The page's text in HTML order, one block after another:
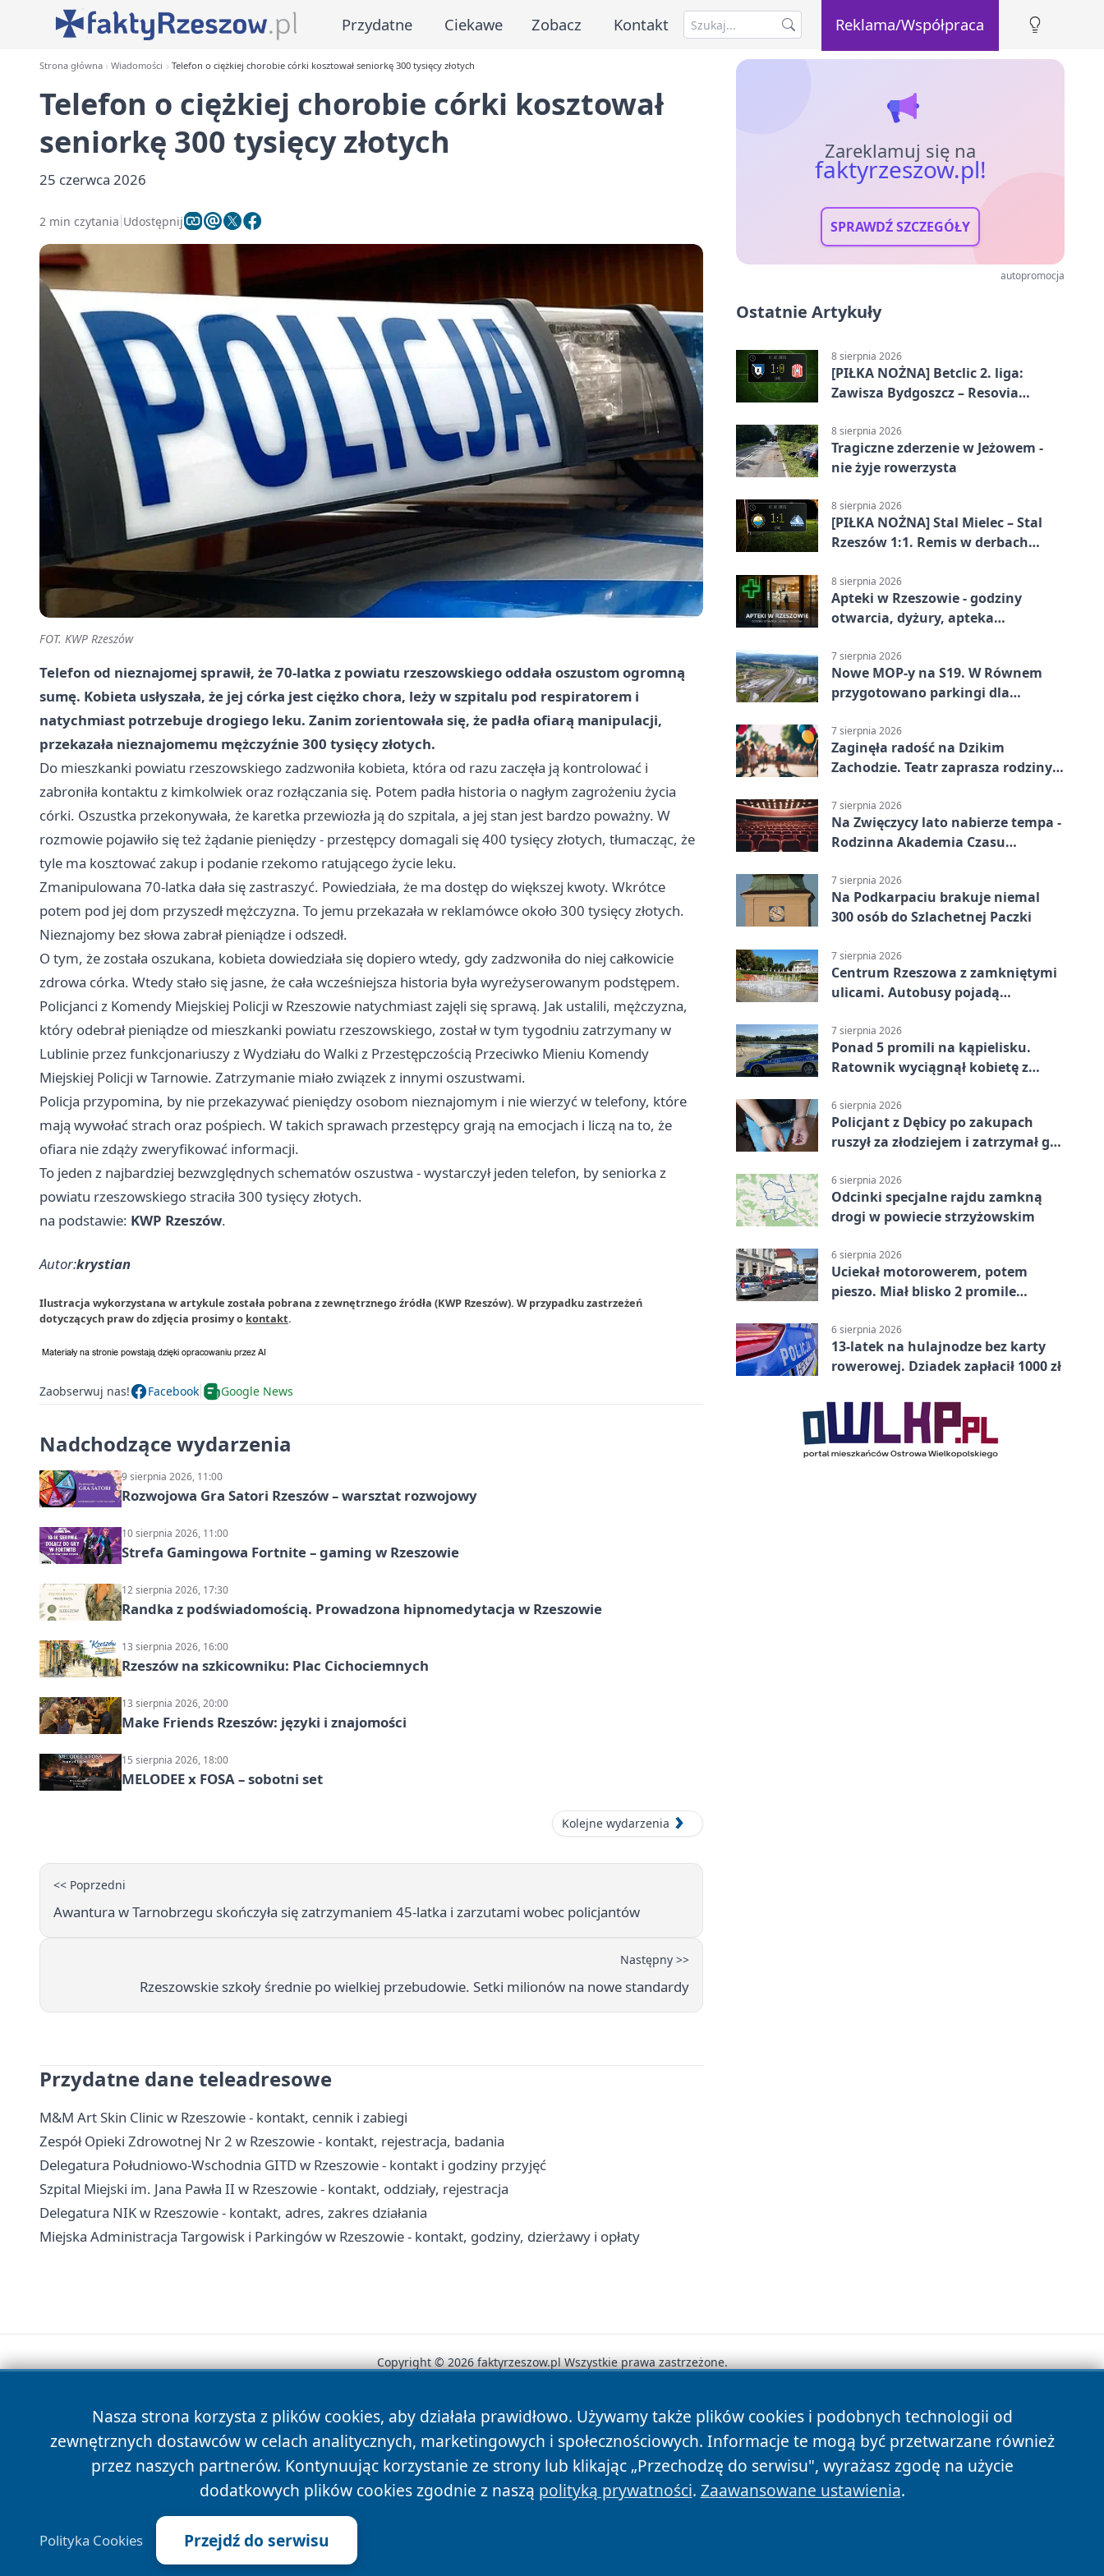
Przydatne Ciekawe Zobacz Kontakt Reklama/Współpraca
Strona główna Wiadomości Telefon o ciężkiej chorobie córki kosztował seniorkę 300 tysięcy złotych
Telefon o ciężkiej chorobie córki kosztował
seniorkę 300 tysięcy złotych
25 czerwca 2026
2 min czytania Udostępnij
FOT. KWP Rzeszów
Telefon od nieznajomej sprawił, że 70-latka z powiatu rzeszowskiego oddała oszustom ogromną
sumę. Kobieta usłyszała, że jej córka jest ciężko chora, leży w szpitalu pod respiratorem i
natychmiast potrzebuje drogiego leku. Zanim zorientowała się, że padła ofiarą manipulacji,
przekazała nieznajomemu mężczyźnie 300 tysięcy złotych.
Do mieszkanki powiatu rzeszowskiego zadzwoniła kobieta, która od razu zaczęła ją kontrolować i
zabroniła kontaktu z kimkolwiek oraz rozłączania się. Potem padła historia o nagłym zagrożeniu życia
córki. Oszustka przekonywała, że karetka przewiozła ją do szpitala, a jej stan jest bardzo poważny. W
rozmowie pojawiło się też żądanie pieniędzy - przestępcy domagali się 400 tysięcy złotych, tłumacząc, że
tyle ma kosztować zakup i podanie rzekomo ratującego życie leku.
Zmanipulowana 70-latka dała się zastraszyć. Powiedziała, że ma dostęp do większej kwoty. Wkrótce
potem pod jej dom przyszedł mężczyzna. To jemu przekazała w reklamówce około 300 tysięcy złotych.
Nieznajomy bez słowa zabrał pieniądze i odszedł.
O tym, że została oszukana, kobieta dowiedziała się dopiero wtedy, gdy zadzwoniła do niej całkowicie
zdrowa córka. Wtedy stało się jasne, że cała wcześniejsza historia była wyreżyserowanym podstępem.
Policjanci z Komendy Miejskiej Policji w Rzeszowie natychmiast zajęli się sprawą. Jak ustalili, mężczyzna,
który odebrał pieniądze od mieszkanki powiatu rzeszowskiego, został w tym tygodniu zatrzymany w
Lublinie przez funkcjonariuszy z Wydziału do Walki z Przestępczością Przeciwko Mieniu Komendy
Miejskiej Policji wTarnowie. Zatrzymanie miało związek z innymi oszustwami.
Policja przypomina, by nie przekazywać pieniędzy osobom nieznajomym i nie wierzyć w telefony, które
mają wywołać strach oraz pośpiech. W takich sprawach przestępcy grają na emocjach i liczą na to, że
ofiara nie zdąży zweryfikować informacji.
To jeden z najbardziej bezwzględnych schematów oszustwa - wystarczył jeden telefon, by seniorka z
powiatu rzeszowskiego straciła 300 tysięcy złotych.
na podstawie: KWP Rzeszów.
Autor:krystian
Ilustracja wykorzystana w artykule została pobrana z zewnętrznego źródła (KWP Rzeszów). W przypadku zastrzeżeń
dotyczących praw do zdjęcia prosimy o kontakt.
Zaobserwuj nas! Facebook Google News
Nadchodzące wydarzenia
9 sierpnia 2026, 11:00
Rozwojowa Gra Satori Rzeszów – warsztat rozwojowy
10 sierpnia 2026, 11:00
Strefa Gamingowa Fortnite – gaming w Rzeszowie
12 sierpnia 2026, 17:30
Randka z podświadomością. Prowadzona hipnomedytacja w Rzeszowie
13 sierpnia 2026, 16:00
Rzeszów na szkicowniku: Plac Cichociemnych
13 sierpnia 2026, 20:00
Make Friends Rzeszów: języki i znajomości
15 sierpnia 2026, 18:00
MELODEE x FOSA – sobotni set
Kolejne wydarzenia
<< Poprzedni
Awantura w Tarnobrzegu skończyła się zatrzymaniem 45-latka i zarzutami wobec policjantów
Następny >>
Rzeszowskie szkoły średnie po wielkiej przebudowie. Setki milionów na nowe standardy
Przydatne dane teleadresowe
M&M Art Skin Clinic w Rzeszowie - kontakt, cennik i zabiegi
Zespół Opieki Zdrowotnej Nr 2 w Rzeszowie - kontakt, rejestracja, badania
Delegatura Południowo-Wschodnia GITD w Rzeszowie - kontakt i godziny przyjęć
Szpital Miejski im. Jana Pawła II w Rzeszowie - kontakt, oddziały, rejestracja
Delegatura NIK w Rzeszowie - kontakt, adres, zakres działania
Miejska Administracja Targowisk i Parkingów w Rzeszowie - kontakt, godziny, dzierżawy i opłaty
Zareklamuj się na
faktyrzeszow.pl!
SPRAWDŹ SZCZEGÓŁY
autopromocja
Ostatnie Artykuły
8 sierpnia 2026
[PIŁKA NOŻNA] Betclic 2. liga:
Zawisza Bydgoszcz – Resovia
pierwszym zwycięstwem
8 sierpnia 2026
Tragiczne zderzenie w Jeżowem -
nie żyje rowerzysta
8 sierpnia 2026
[PIŁKA NOŻNA] Stal Mielec – Stal
Rzeszów 1:1. Remis w derbach
8 sierpnia 2026
Apteki w Rzeszowie - godziny
otwarcia, dyżury, apteka
7 sierpnia 2026
Nowe MOP-y na S19. W Równem
przygotowano parkingi dla
7 sierpnia 2026
Zaginęła radość na Dzikim
Zachodzie. Teatr zaprasza rodziny
7 sierpnia 2026
Na Zwięczycy lato nabierze tempa -
Rodzinna Akademia Czasu
7 sierpnia 2026
Na Podkarpaciu brakuje niemal
300 osób do Szlachetnej Paczki
7 sierpnia 2026
Centrum Rzeszowa z zamkniętymi
ulicami. Autobusy pojadą
7 sierpnia 2026
Ponad 5 promili na kąpielisku.
Ratownik wyciągnął kobietę z
6 sierpnia 2026
Policjant z Dębicy po zakupach
ruszył za złodziejem i zatrzymał go
6 sierpnia 2026
Odcinki specjalne rajdu zamkną
drogi w powiecie strzyżowskim
6 sierpnia 2026
Uciekał motorowerem, potem
pieszo. Miał blisko 2 promile
6 sierpnia 2026
13-latek na hulajnodze bez karty
rowerowej. Dziadek zapłacił 1000 zł
Nasza strona korzysta z plików cookies, aby działała prawidłowo. Używamy także plików cookies i podobnych technologii od
zewnętrznych dostawców w celach analitycznych, marketingowych i społecznościowych. Informacje te mogą być przetwarzane również
przez naszych partnerów. Kontynuując korzystanie ze strony lub klikając „Przechodzę do serwisu", wyrażasz zgodę na użycie
dodatkowych plików cookies zgodnie z naszą polityką prywatności. Zaawansowane ustawienia.
Polityka Cookies Przejdź do serwisu
Copyright © 2026 faktyrzeszow.pl Wszystkie prawa zastrzeżone.
News Autorzy Polityka Prywatności Polityka Cookies